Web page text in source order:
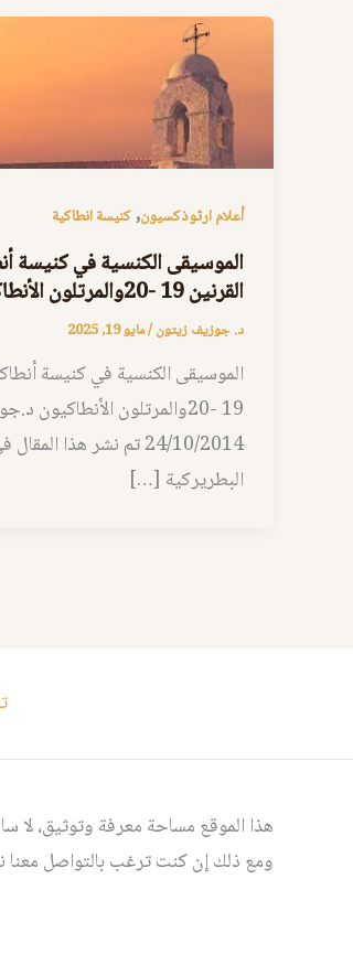
أعلام ارثوذكسيون,كنيسة انطاكية
الموسيقى الكنسية في كنيسة
القرنين 19 -20والمرتلون الأنطاكيون
د. جوزيف زيتون/مايو 19, 2025
الموسيقى الكنسية في كنيسة
19 -20والمرتلون الأنطاكيون
24/10/2014 تم نشر هذا
البطريركية […]
هذا الموقع مساحة معرفة وتوثيق، لا
ومع ذلك إن كنت ترغب بالتواصل